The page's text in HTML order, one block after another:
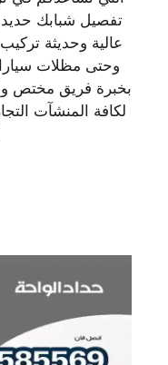
تفصيل شبابك حديد
عالية وحديثة
وحتى مظلات
بخبرة فريق مختص
لكافة المنشآت